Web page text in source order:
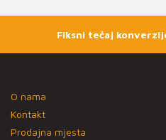
Fiksni tečaj
O nama
Kontakt
Prodajna mjesta